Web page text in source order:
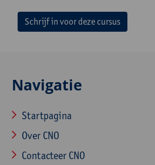
Schrijf in voor deze cursus
Navigatie
Startpagina
Over CNO
Contacteer CNO